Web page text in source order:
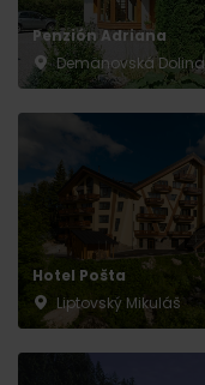
Penzión Adriana
Demänovská Dolina
Hotel Pošta
Liptovský Mikuláš